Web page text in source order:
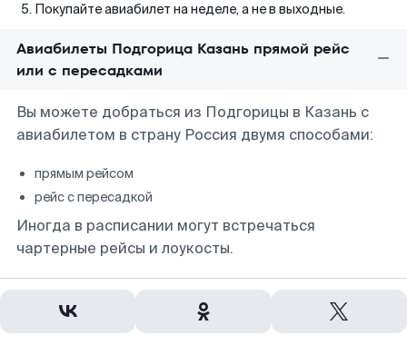
Покупайте авиабилет на неделе, а не в выходные.
Авиабилеты Подгорица Казань прямой рейс
или с пересадками
Вы можете добраться из Подгорицы в Казань с
авиабилетом в страну Россия двумя способами:
прямым рейсом
рейс с пересадкой
Иногда в расписании могут встречаться
чартерные рейсы и лоукосты.